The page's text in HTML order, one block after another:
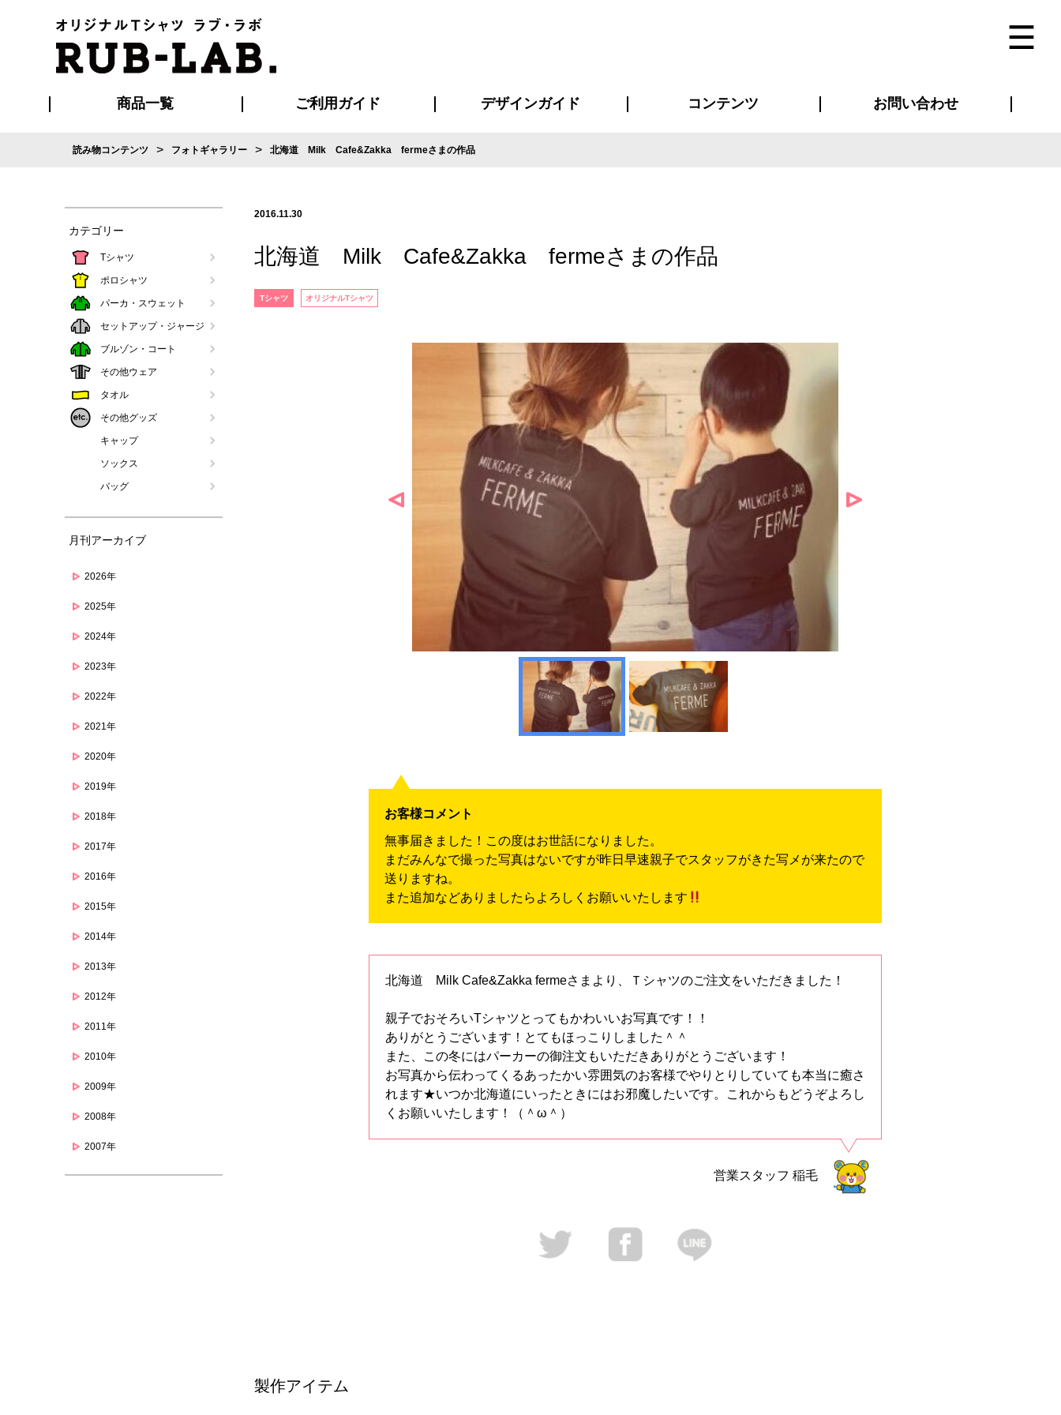
商品一覧 ご利用ガイド
ご利用ガイド
はじめての方へ
再注文の方へ
お支払い方法について
割引まとめページ
発送・特急サービスについて
版の保管期限について
よくある質問
デザインガイド
デザイン入稿について
デザインテンプレート集
デザインテンシュミレーター
書体一覧（フォント集）
コンテンツ お問い合わせ
読み物コンテンツ > フォトギャラリー > 北海道 Milk Cafe&Zakka fermeさまの作品
カテゴリー
Tシャツ
ポロシャツ
パーカ・スウェット
セットアップ・ジャージ
ブルゾン・コート
その他ウェア
タオル
その他グッズ
キャップ
ソックス
バッグ
月刊アーカイブ
2026年
2025年
2024年
2023年
2022年
2021年
2020年
2019年
2018年
2017年
2016年
2015年
2014年
2013年
2012年
2011年
2010年
2009年
2008年
2007年
2016.11.30
北海道 Milk Cafe&Zakka fermeさまの作品
Tシャツ オリジナルTシャツ
お客様コメント
無事届きました！この度はお世話になりました。
まだみんなで撮った写真はないですが昨日早速親子でスタッフがきた写メが来たので
送りますね。
また追加などありましたらよろしくお願いいたします
北海道 Milk Cafe&Zakka fermeさまより、Ｔシャツのご注文をいただきました！
親子でおそろいTシャツとってもかわいいお写真です！！
ありがとうございます！とてもほっこりしました＾＾
また、この冬にはパーカーの御注文もいただきありがとうございます！
お写真から伝わってくるあったかい雰囲気のお客様でやりとりしていても本当に癒さ
れます★いつか北海道にいったときにはお邪魔したいです。これからもどうぞよろし
くお願いいたします！（＾ω＾）
営業スタッフ 稲毛
製作アイテム